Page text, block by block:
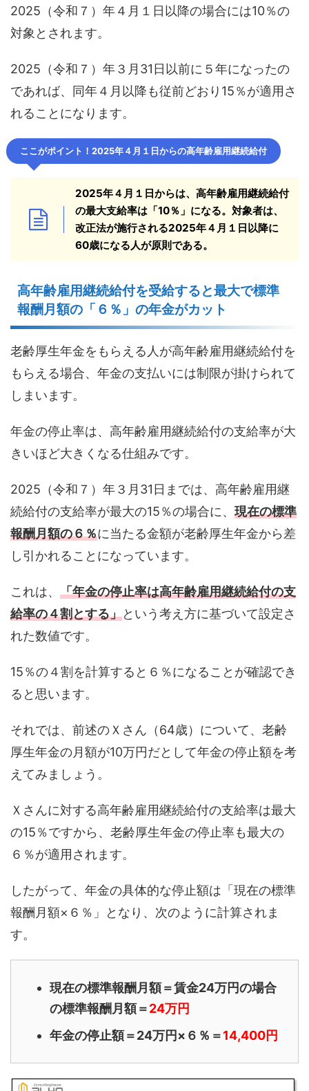
2025（令和７）年４月１日以降の場合には10％の
対象とされます。
2025（令和７）年３月31日以前に５年になったの
であれば、同年４月以降も従前どおり15％が適用さ
れることになります。
ここがポイント！2025年４月１日からの高年齢雇用継続給付
2025年４月１日からは、高年齢雇用継続給付
の最大支給率は「10％」になる。対象者は、
改正法が施行される2025年４月１日以降に
60歳になる人が原則である。
高年齢雇用継続給付を受給すると最大で標準
報酬月額の「６％」の年金がカット
老齢厚生年金をもらえる人が高年齢雇用継続給付を
もらえる場合、年金の支払いには制限が掛けられて
しまいます。
年金の停止率は、高年齢雇用継続給付の支給率が大
きいほど大きくなる仕組みです。
2025（令和７）年３月31日までは、高年齢雇用継
続給付の支給率が最大の15％の場合に、 現在の標準
報酬月額の６％に当たる金額が老齢厚生年金から差
し引かれることになっています。
これは、 「年金の停止率は高年齢雇用継続給付の支
給率の４割とする」という考え方に基づいて設定さ
れた数値です。
15％の４割を計算すると６％になることが確認でき
ると思います。
それでは、前述のＸさん（64歳）について、老齢
厚生年金の月額が10万円だとして年金の停止額を考
えてみましょう。
Ｘさんに対する高年齢雇用継続給付の支給率は最大
の15％ですから、老齢厚生年金の停止率も最大の
６％が適用されます。
したがって、年金の具体的な停止額は「現在の標準
報酬月額×６％」となり、次のように計算されま
す。
現在の標準報酬月額＝賃金24万円の場合
の標準報酬月額＝24万円
年金の停止額＝24万円×６％＝14,400円